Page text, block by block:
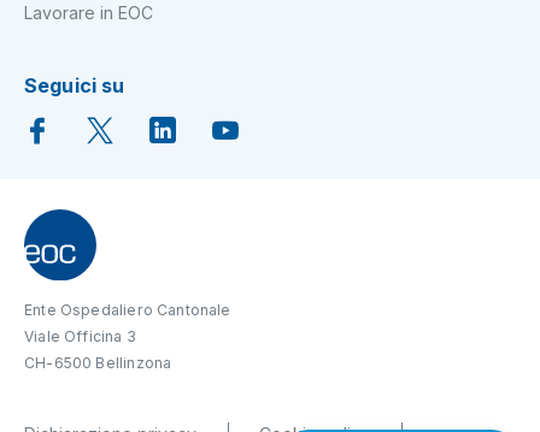
Lavorare in EOC
Seguici su
Ente Ospedaliero Cantonale
Viale Officina 3
CH-6500 Bellinzona